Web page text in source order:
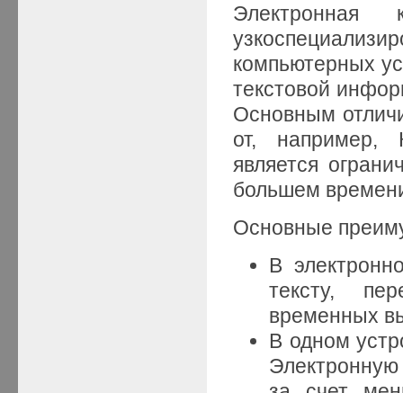
компьютерных
текстовой
Основным
от, например,
является
большем
Основные
В
тексту,
временных
В одном
Электронную